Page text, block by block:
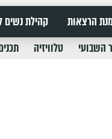
הרצאות קהילת נשים
השבועי טלוויזיה